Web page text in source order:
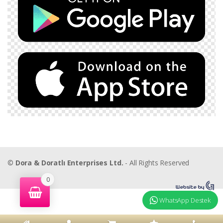
© Dora & Doratlı Enterprises Ltd. - All Rights Reserved
0
WhatsApp Destek